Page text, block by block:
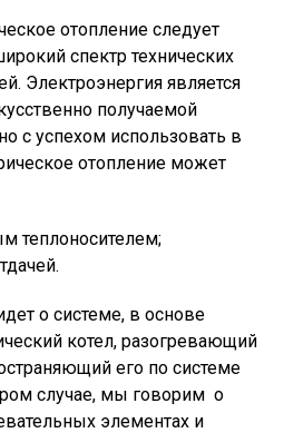
отопление следует
спектр технических
Электроэнергия является
получаемой
с успехом использовать в
отопление может
теплоносителем;
о системе, в основе
котел, разогревающий
его по системе
случае, мы говорим о
элементах и